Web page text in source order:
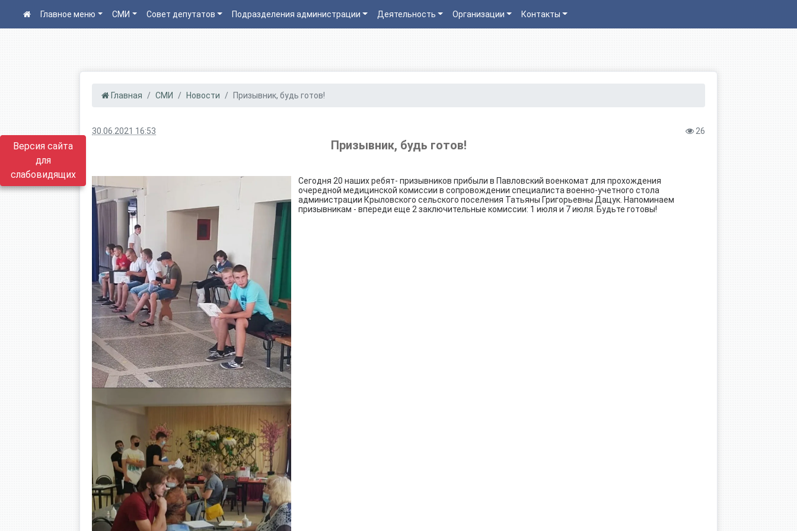
Версия сайта
для
слабовидящих
Главное меню СМИ Совет депутатов Подразделения администрации Деятельность Организации Контакты
Главная СМИ Новости Призывник, будь готов!
30.06.2021 16:53 26
Призывник, будь готов!
Сегодня 20 наших ребят- призывников прибыли в Павловский военкомат для прохождения
очередной медицинской комиссии в сопровождении специалиста военно-учетного стола
администрации Крыловского сельского поселения Татьяны Григорьевны Дацук. Напоминаем
призывникам - впереди еще 2 заключительные комиссии: 1 июля и 7 июля. Будьте готовы!